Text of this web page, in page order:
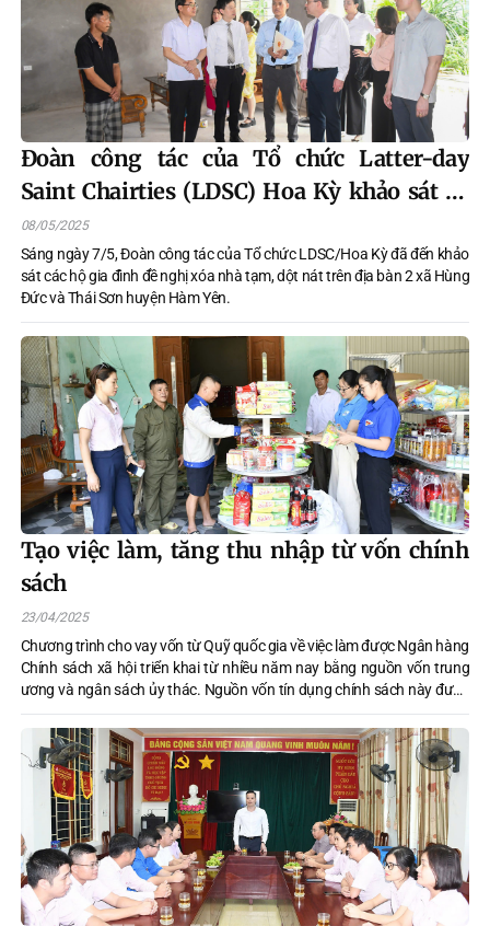
Đoàn công tác của Tổ chức Latter-day
Saint Chairties (LDSC) Hoa Kỳ khảo sát về
xóa nhà tạm tại huyện Hàm Yên.
08/05/2025
Sáng ngày 7/5, Đoàn công tác của Tổ chức LDSC/Hoa Kỳ đã đến khảo
sát các hộ gia đình đề nghị xóa nhà tạm, dột nát trên địa bàn 2 xã Hùng
Đức và Thái Sơn huyện Hàm Yên.
Tạo việc làm, tăng thu nhập từ vốn chính
sách
23/04/2025
Chương trình cho vay vốn từ Quỹ quốc gia về việc làm được Ngân hàng
Chính sách xã hội triển khai từ nhiều năm nay bằng nguồn vốn trung
ương và ngân sách ủy thác. Nguồn vốn tín dụng chính sách này được
nhiều lao động nông thôn sử dụng hiệu quả, phát triển mô hình kinh tế
phù hợp, vươn lên làm giàu.